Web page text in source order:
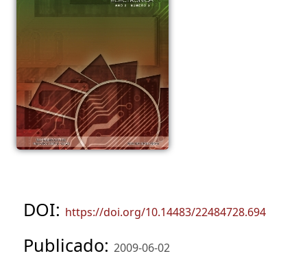
DOI: https://doi.org/10.14483/22484728.694
Publicado: 2009-06-02